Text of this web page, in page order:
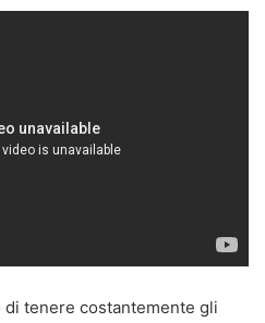
tenere costantemente gli